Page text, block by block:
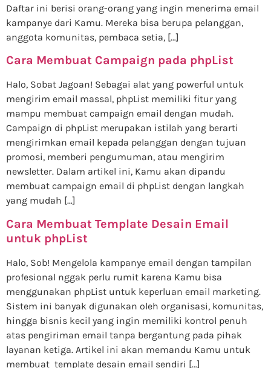
Daftar ini berisi orang-orang yang ingin menerima email
kampanye dari Kamu. Mereka bisa berupa pelanggan,
anggota komunitas, pembaca setia, […]
Cara Membuat Campaign pada phpList
Halo, Sobat Jagoan! Sebagai alat yang powerful untuk
mengirim email massal, phpList memiliki fitur yang
mampu membuat campaign email dengan mudah.
Campaign di phpList merupakan istilah yang berarti
mengirimkan email kepada pelanggan dengan tujuan
promosi, memberi pengumuman, atau mengirim
newsletter. Dalam artikel ini, Kamu akan dipandu
membuat campaign email di phpList dengan langkah
yang mudah […]
Cara Membuat Template Desain Email
untuk phpList
Halo, Sob! Mengelola kampanye email dengan tampilan
profesional nggak perlu rumit karena Kamu bisa
menggunakan phpList untuk keperluan email marketing.
Sistem ini banyak digunakan oleh organisasi, komunitas,
hingga bisnis kecil yang ingin memiliki kontrol penuh
atas pengiriman email tanpa bergantung pada pihak
layanan ketiga. Artikel ini akan memandu Kamu untuk
membuat template desain email sendiri […]